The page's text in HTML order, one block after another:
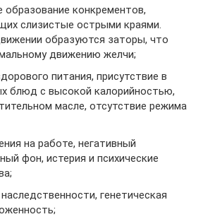
образование конкрементов,
слизистые острыми краями.
образуются заторы, что
движению желчи;
питания, присутствие в
блюд с высокой калорийностью,
масле, отсутствие режима
на работе, негативный
фон, истерия и психические
генетическая